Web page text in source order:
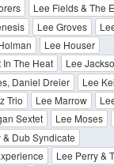
Lee Fields & The
Lee Groves
Lee Houser
In The Heat
Lee
Daniel Dreier Lee
Trio
Lee Marrow
Sextet
Lee Moses
& Dub Syndicate
Lee Perry &